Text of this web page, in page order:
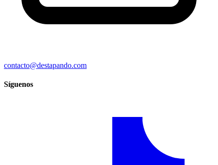
contacto@destapando.com
Síguenos